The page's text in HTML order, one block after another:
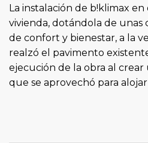
La instalación de b!klimax
vivienda, dotándola de unas
de confort y bienestar, a la
realzó el pavimento
ejecución de la obra al
que se aprovechó para